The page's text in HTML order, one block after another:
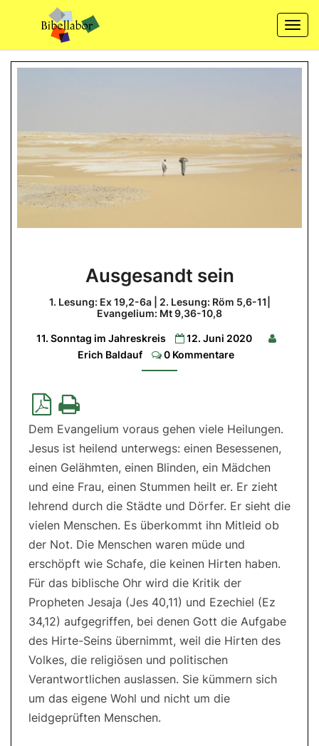
content
sein
1.
Lesung:
Ex
6a
2.
Lesung:
9,36-
Ausgesandt sein
1. Lesung: Ex 19,2-6a | 2. Lesung: Röm 5,6-11|
Evangelium: Mt 9,36-10,8
11. Sonntag im Jahreskreis
12. Juni 2020
Erich Baldauf
Comments
0 Kommentare
Dem Evangelium voraus gehen viele Heilungen.
Jesus ist heilend unterwegs: einen Besessenen,
einen Gelähmten, einen Blinden, ein Mädchen
und eine Frau, einen Stummen heilt er. Er zieht
lehrend durch die Städte und Dörfer. Er sieht die
vielen Menschen. Es überkommt ihn Mitleid ob
der Not. Die Menschen waren müde und
erschöpft wie Schafe, die keinen Hirten haben.
Für das biblische Ohr wird die Kritik der
Propheten Jesaja (Jes 40,11) und Ezechiel (Ez
34,12) aufgegriffen, bei denen Gott die Aufgabe
des Hirte-Seins übernimmt, weil die Hirten des
Volkes, die religiösen und politischen
Verantwortlichen auslassen. Sie kümmern sich
um das eigene Wohl und nicht um die
leidgeprüften Menschen.